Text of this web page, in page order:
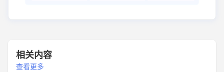
相关内容
查看更多